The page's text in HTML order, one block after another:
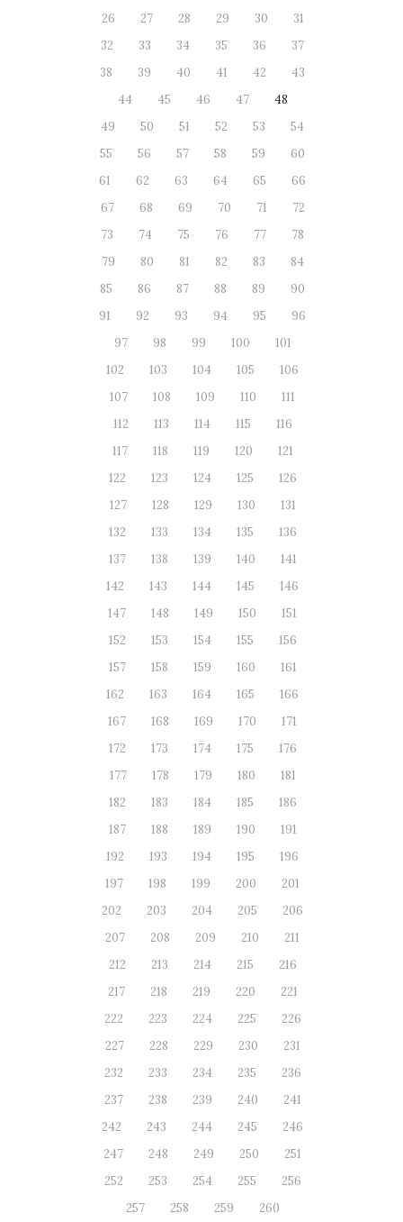
26
27 28 29 30
31
32
33 34 35 36
37
38
39 40 41 42
43
44
45 46 47
48
49
50 51 52 53
54
55
56 57 58 59
60
61
62 63 64 65
66
67
68 69 70 71
72
73
74 75 76 77
78
79
80 81 82 83
84
85
86 87 88 89
90
91
92 93 94 95
96
97
98 99 100
101
102
103 104 105
106
107
108 109 110
111
112
113 114 115
116
117
118 119 120
121
122
123 124 125
126
127
128 129 130
131
132
133 134 135
136
137
138 139 140
141
142
143 144 145
146
147
148 149 150
151
152
153 154 155
156
157
158 159 160
161
162
163 164 165
166
167
168 169 170
171
172
173 174 175
176
177
178 179 180
181
182
183 184 185
186
187
188 189 190
191
192
193 194 195
196
197
198 199 200
201
202
203 204 205
206
207
208 209 210
211
212
213 214 215
216
217
218 219 220
221
222
223 224 225
226
227
228 229 230
231
232
233 234 235
236
237
238 239 240
241
242
243 244 245
246
247
248 249 250
251
252
253 254 255
256
257
258 259 260